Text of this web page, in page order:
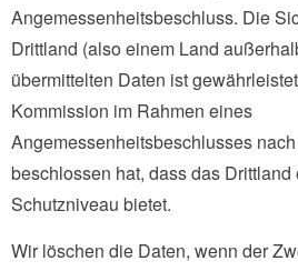
Angemessenheitsbeschluss. Die
Drittland (also einem Land
übermittelten Daten ist
Kommission im Rahmen eines
Angemessenheitsbeschlusses
beschlossen hat, dass das
Schutzniveau bietet.
Wir löschen die Daten, wenn der